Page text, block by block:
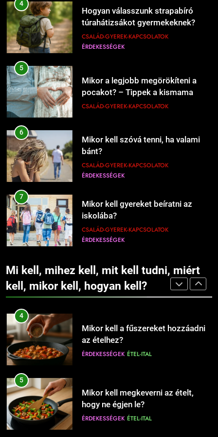
5
Mikor a legjobb megörökíteni a
pocakot? – Tippek a kismama
fotózás időzítéséhez
CSALÁD-GYEREK-KAPCSOLATOK
6
Mikor kell szóvá tenni, ha valami
bánt?
CSALÁD-GYEREK-KAPCSOLATOK
ÉRDEKESSÉGEK
7
Mikor kell gyereket beíratni az
iskolába?
CSALÁD-GYEREK-KAPCSOLATOK
ÉRDEKESSÉGEK
8
Mikor érdemes bébiszittert
fogadni a gyermek mellé?
CSALÁD-GYEREK-KAPCSOLATOK
ÉRDEKESSÉGEK
Babanevek kiválasztása: tippek és
szempontok a döntéshez
CSALÁD-GYEREK-KAPCSOLATOK
10
Hogyan válassz keresztnevet?
CSALÁD-GYEREK-KAPCSOLATOK
11
Hogyan védjük meg otthonunkat
az ágyi poloskáktól?
Mi kell, mihez kell, mit kell tudni, miért
kell, mikor kell, hogyan kell?
Mi kell a hamburgerbe?
ÉRDEKESSÉGEK ÉTEL-ITAL
kipróbálni?
ÉRDEKESSÉGEK ÉTEL-ITAL
Kipróbáltuk a házi sajtkészítést 1
liter tejből – Megéri a macerát?
ÉRDEKESSÉGEK
Kipróbáltuk Gordon Ramsay 10
perces tésztáját – Tényleg megvan
ÉRDEKESSÉGEK
Mikor kell olajat, és mikor vajat
használni sütéshez?
ÉRDEKESSÉGEK ÉTEL-ITAL
4
Mikor kell a fűszereket hozzáadni
az ételhez?
ÉRDEKESSÉGEK ÉTEL-ITAL
5
Mikor kell megkeverni az ételt,
hogy ne égjen le?
ÉRDEKESSÉGEK ÉTEL-ITAL
1226
CSALÁD-GYEREK-KAPCSOLATOK
ÉRDEKESSÉGEK
1227
váltani?
AUTÓ-MOTOR-JÁRMŰVEK ÉRDEKESSÉGEK
fogyókúrát?
EGÉSZSÉG ÉLETMÓD
fordulni?
EGÉSZSÉG ÉRDEKESSÉGEK